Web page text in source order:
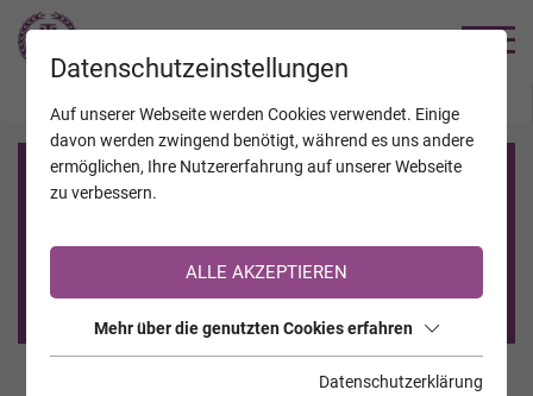
Registrierung auf TrauerHilfe.it
Sie sind noch nicht auf TrauerHilfe.it registriert?
>> zur kostenlosen Registrierung <<
Datenschutzeinstellungen
Auf unserer Webseite werden Cookies verwendet. Einige
davon werden zwingend benötigt, während es uns andere
ermöglichen, Ihre Nutzererfahrung auf unserer Webseite
zu verbessern.
ALLE AKZEPTIEREN
Mehr über die genutzten Cookies erfahren
Datenschutzerklärung
JAHRESTAGE KALENDER VERSTORBENE